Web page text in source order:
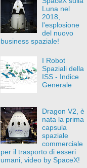
Luna nel
2018,
l'esplosione
del nuovo
business spaziale!
I Robot
Spaziali della
ISS - Indice
Generale
Dragon V2, è
nata la prima
capsula
spaziale
commerciale
per il trasporto di esseri
umani, video by SpaceX!